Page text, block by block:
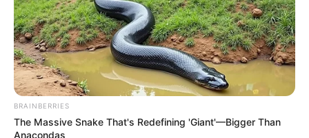
Lageplan als größere Karte zeigen.
Deutschlandweit Veranstaltung kostenlos
BRAINBERRIES
The Massive Snake That's Redefining 'Giant'—Bigger Than
Anacondas